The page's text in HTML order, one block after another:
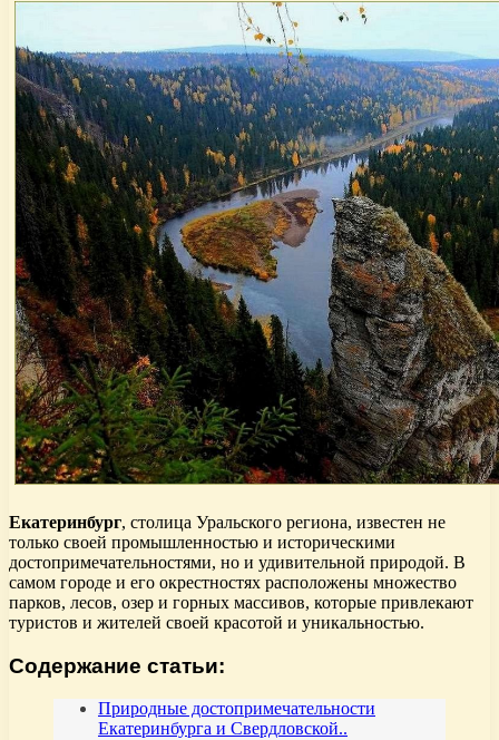
Екатеринбург, столица Уральского региона, известен не
только своей промышленностью и историческими
достопримечательностями, но и удивительной природой. В
самом городе и его окрестностях расположены множество
парков, лесов, озер и горных массивов, которые привлекают
туристов и жителей своей красотой и уникальностью.
Содержание статьи:
Природные достопримечательности
Екатеринбурга и Свердловской..